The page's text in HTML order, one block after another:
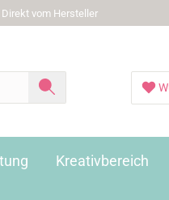
Direkt vom Hersteller
Kreativbereich